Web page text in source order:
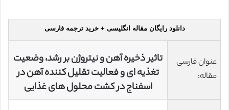
دانلود رایگان مقاله انگلیسی + خرید ترجمه فارسی
عنوان فارسی
مقاله:
تاثیر ذخیره آهن و نیتروژن بر رشد، وضعیت
تغذیه ای و فعالیت تقلیل کننده آهن در
اسفناج در کشت محلول های غذایی